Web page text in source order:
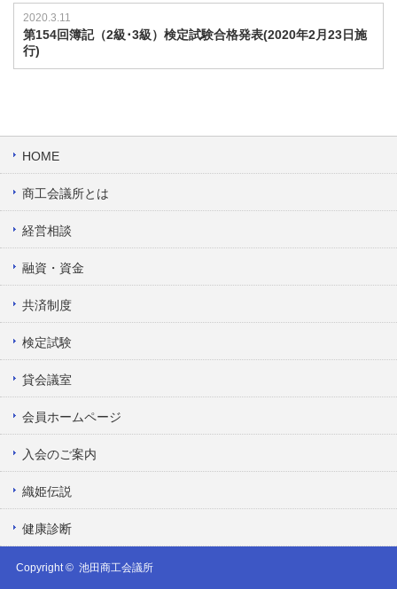
2020.3.11
第154回簿記（2級･3級）検定試験合格発表(2020年2月23日施
行)
HOME
商工会議所とは
経営相談
融資・資金
共済制度
検定試験
貸会議室
会員ホームページ
入会のご案内
織姫伝説
健康診断
Copyright © 池田商工会議所